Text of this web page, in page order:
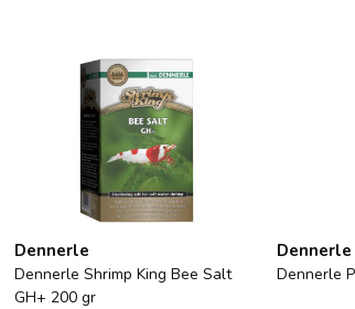
Dennerle
Dennerle Shrimp King Bee Salt
GH+ 200 gr
Dennerle
Dennerle